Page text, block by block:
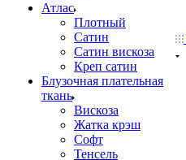
Атлас
Плотный
Сатин
Сатин вискоза
Креп сатин
Блузочная плательная
ткань
Вискоза
Жатка крэш
Софт
Тенсель